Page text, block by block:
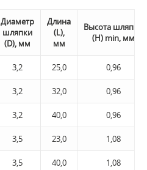
Диаметр
шляпки
(D), мм
Длина
(L),
мм
Высота шляпки
(H) min, мм
3,2 25,0 0,96
3,2 32,0 0,96
3,2 40,0 0,96
3,5 23,0 1,08
3,5 40,0 1,08